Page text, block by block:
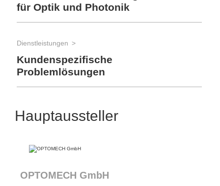
für Optik und Photonik
Dienstleistungen
Kundenspezifische
Problemlösungen
Hauptaussteller
OPTOMECH GmbH